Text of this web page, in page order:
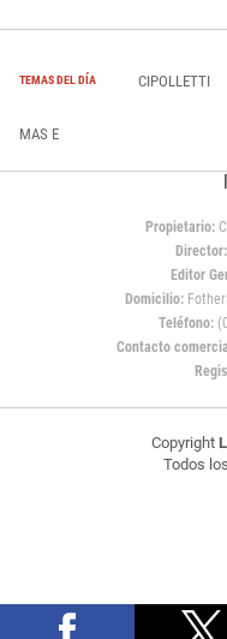
TEMAS DEL DÍA CIPOLLETTI
MAS E
Propietario:
Director:
Editor
Domicilio:
Teléfono:
Contacto
Copyright
Todos